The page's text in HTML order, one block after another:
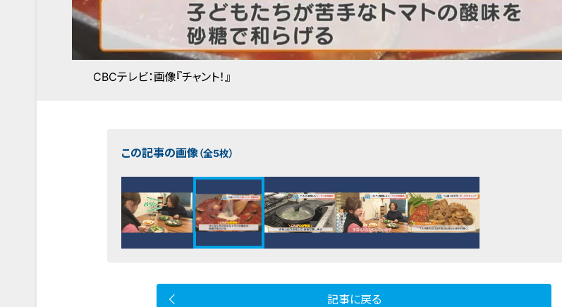
CBCテレビ：画像『チャント！』
この記事の画像（全5枚）
記事に戻る